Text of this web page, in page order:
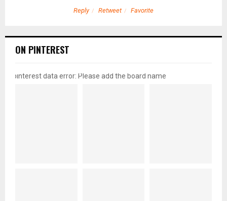
Reply Retweet Favorite
ON PINTEREST
pinterest data error: Please add the board name